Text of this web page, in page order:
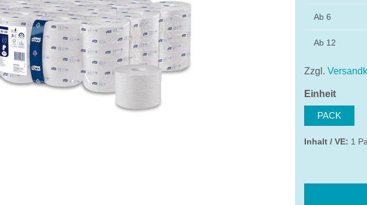
Ab 6
Ab 12
Zzgl.
Einheit
PACK
Inhalt / VE: 1